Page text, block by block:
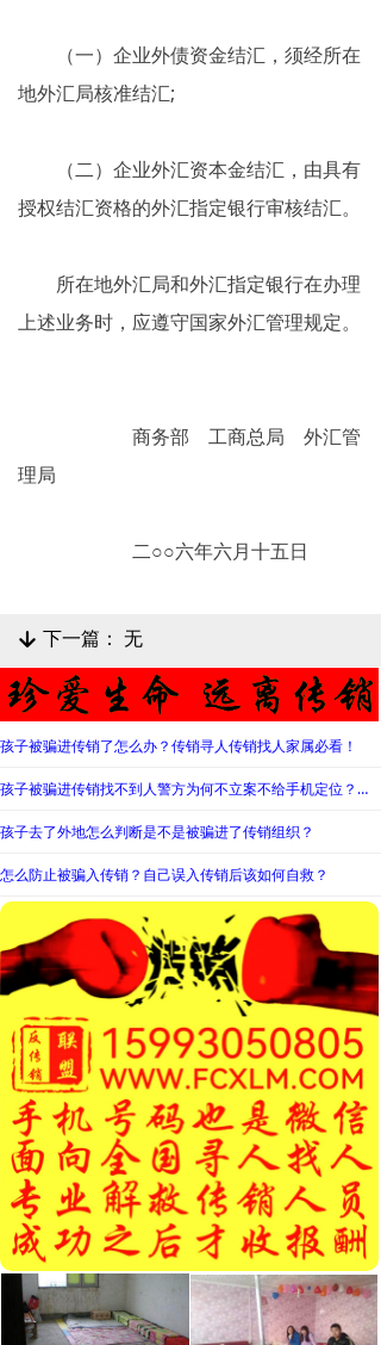
（一）企业外债资金结汇，须经所在
地外汇局核准结汇;
（二）企业外汇资本金结汇，由具有
授权结汇资格的外汇指定银行审核结汇。
所在地外汇局和外汇指定银行在办理
上述业务时，应遵守国家外汇管理规定。
商务部 工商总局 外汇管
理局
二○○六年六月十五日
녓 下一篇： 无
孩子被骗进传销了怎么办？传销寻人传销找人家属必看！
孩子被骗进传销找不到人警方为何不立案不给手机定位？警察不管怎么办？
孩子去了外地怎么判断是不是被骗进了传销组织？
怎么防止被骗入传销？自己误入传销后该如何自救？